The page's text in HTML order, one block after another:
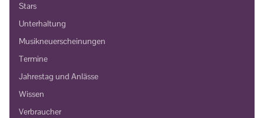
Stars
Unterhaltung
Musikneuerscheinungen
Termine
Jahrestag und Anlässe
Wissen
Verbraucher